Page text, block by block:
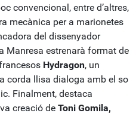
convencional, entre d’altres,
mecànica per a marionetes
del dissenyador
Manresa estrenarà format de
Hydragon, un
corda llisa dialoga amb el so
Finalment, destaca
creació de Toni Gomila,